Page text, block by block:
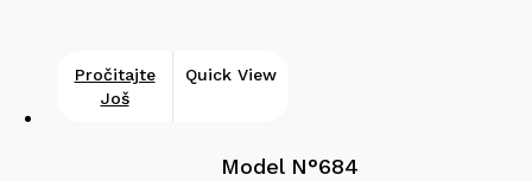
Pročitajte
Još
Quick View
Model N°684